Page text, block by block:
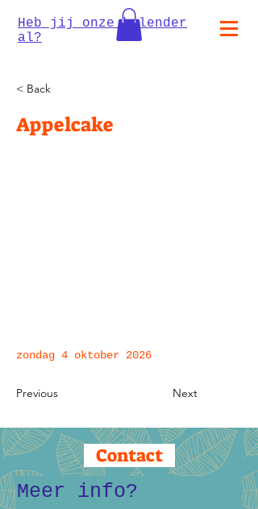
Heb jij onze kalender
al?
< Back
Appelcake
zondag 4 oktober 2026
Previous Next
Contact
Meer info?